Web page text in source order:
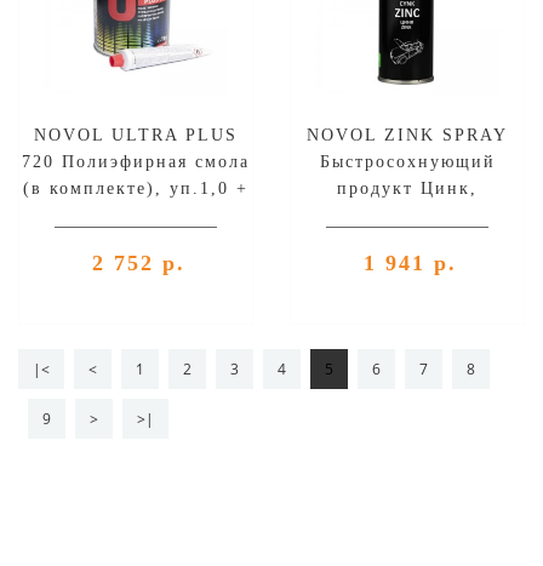
NOVOL ULTRA PLUS
720 Полиэфирная смола
(в комплекте), уп.1,0 +
2 752 р.
NOVOL ZINK SPRAY
Быстросохнующий
продукт Цинк,
1 941 р.
|< < 1 2 3 4 5 6 7 8
9 > >|